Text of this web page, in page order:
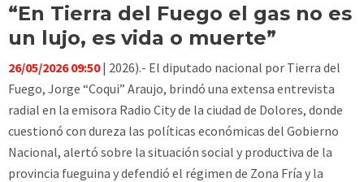
“En Tierra del Fuego el gas no es
un lujo, es vida o muerte”
26/05/2026 09:50| 2026).- El diputado nacional por Tierra del
Fuego, Jorge “Coqui” Araujo, brindó una extensa entrevista
radial en la emisora Radio City de la ciudad de Dolores, donde
cuestionó con dureza las políticas económicas del Gobierno
Nacional, alertó sobre la situación social y productiva de la
provincia fueguina y defendió el régimen de Zona Fría y la